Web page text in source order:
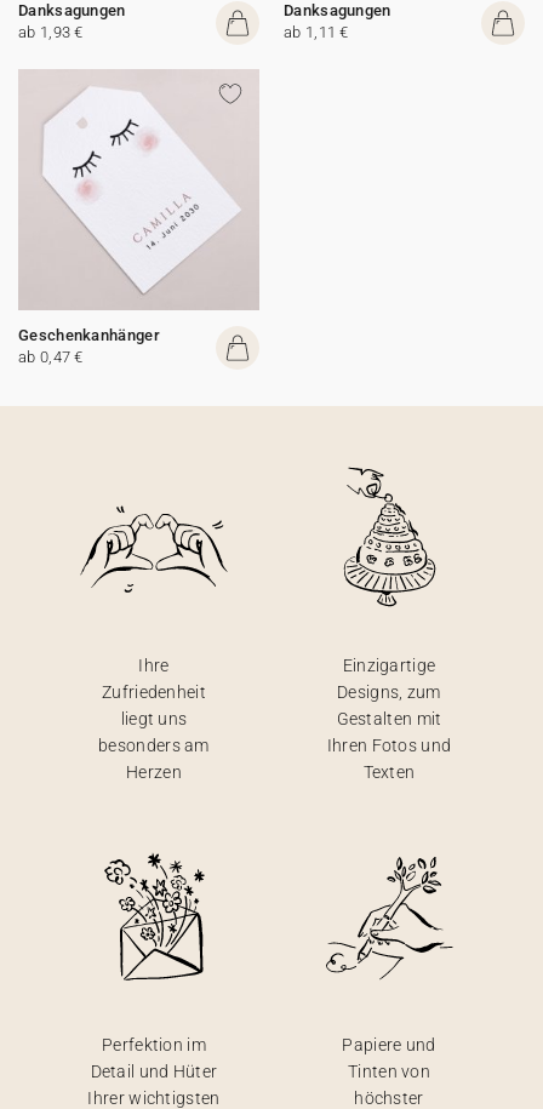
Danksagungen
ab 1,93 €
Danksagungen
ab 1,11 €
Geschenkanhänger
ab 0,47 €
Ihre
Zufriedenheit
liegt uns
besonders am
Herzen
Einzigartige
Designs, zum
Gestalten mit
Ihren Fotos und
Texten
Perfektion im
Detail und Hüter
Ihrer wichtigsten
Papiere und
Tinten von
höchster